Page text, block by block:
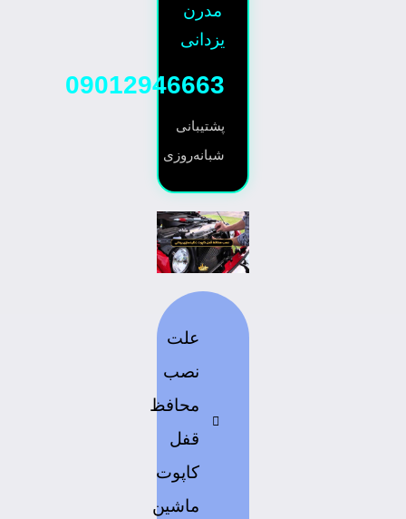
مدرن
یزدانی
09012946663
پشتیبانی
شبانه‌روزی
علت
نصب
محافظ
قفل
کاپوت
ماشین